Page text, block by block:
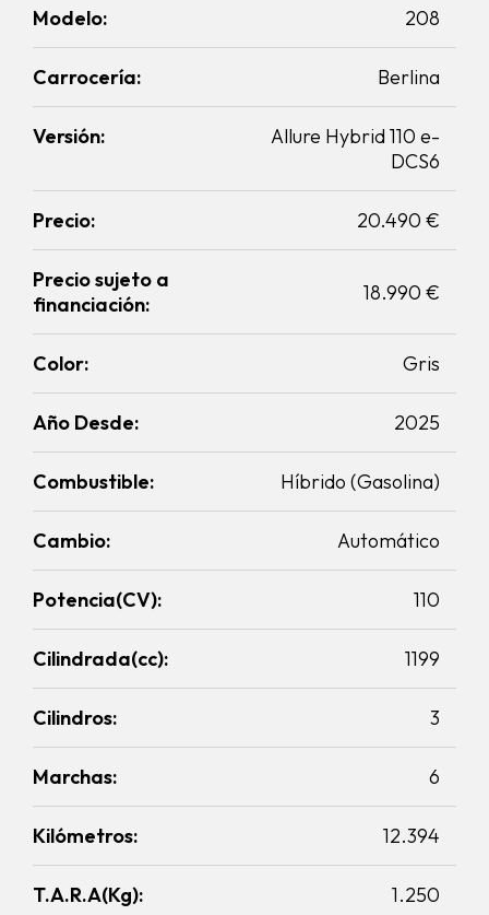
Modelo: 208
Carrocería: Berlina
Versión:
Allure Hybrid 110 e-
DCS6
Precio: 20.490 €
Precio sujeto a
financiación:
18.990 €
Color: Gris
Año Desde: 2025
Combustible: Híbrido (Gasolina)
Cambio: Automático
Potencia(CV): 110
Cilindrada(cc): 1199
Cilindros: 3
Marchas: 6
Kilómetros: 12.394
T.A.R.A(Kg): 1.250